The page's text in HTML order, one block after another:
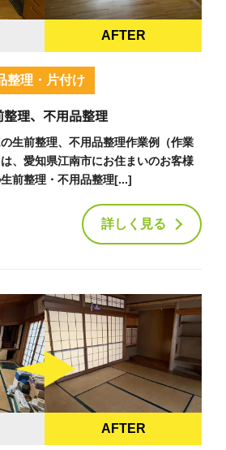
AFTER
整理・片付け
理、不用品整理
生前整理、不用品整理作業例（作業
、愛知県江南市にお住まいのお客様
前整理・不用品整理[...]
詳しく見る
AFTER